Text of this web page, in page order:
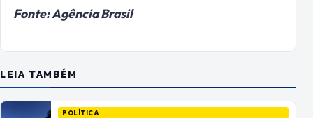
Fonte: Agência Brasil
LEIA TAMBÉM
POLÍTICA